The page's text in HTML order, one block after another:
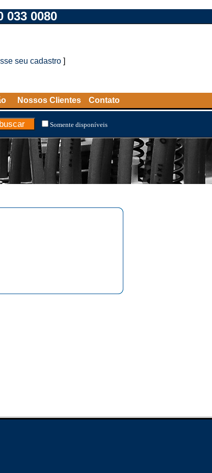
033 0080
seu cadastro ]
Nossos Clientes Contato
Somente disponíveis